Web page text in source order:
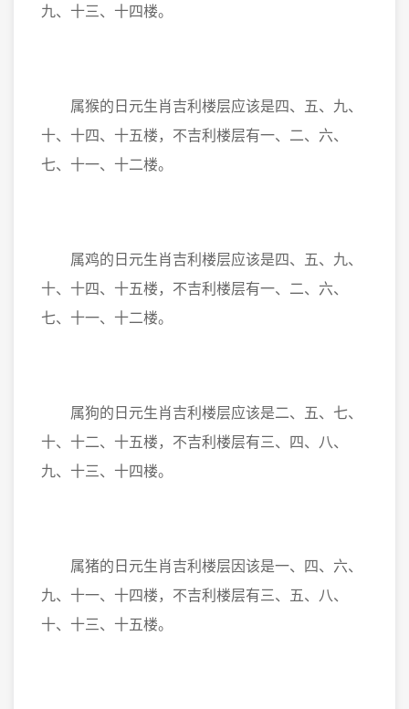
九、十三、十四楼。
属猴的日元生肖吉利楼层应该是四、五、九、
十、十四、十五楼，不吉利楼层有一、二、六、
七、十一、十二楼。
属鸡的日元生肖吉利楼层应该是四、五、九、
十、十四、十五楼，不吉利楼层有一、二、六、
七、十一、十二楼。
属狗的日元生肖吉利楼层应该是二、五、七、
十、十二、十五楼，不吉利楼层有三、四、八、
九、十三、十四楼。
属猪的日元生肖吉利楼层因该是一、四、六、
九、十一、十四楼，不吉利楼层有三、五、八、
十、十三、十五楼。